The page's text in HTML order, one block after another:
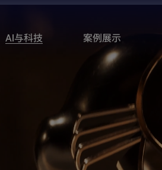
AI与科技 案例展示